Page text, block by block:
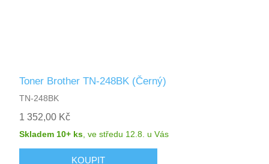
Toner Brother TN-248BK (Černý)
TN-248BK
1 352,00 Kč
Skladem 10+ ks ,ve středu 12.8. u Vás